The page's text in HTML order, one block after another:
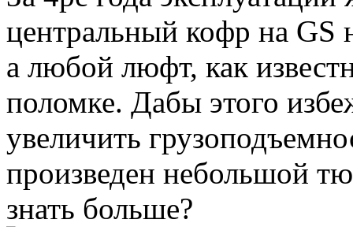
центральный кофр на GS
а любой люфт, как
поломке. Дабы этого
увеличить
произведен небольшой
знать больше?